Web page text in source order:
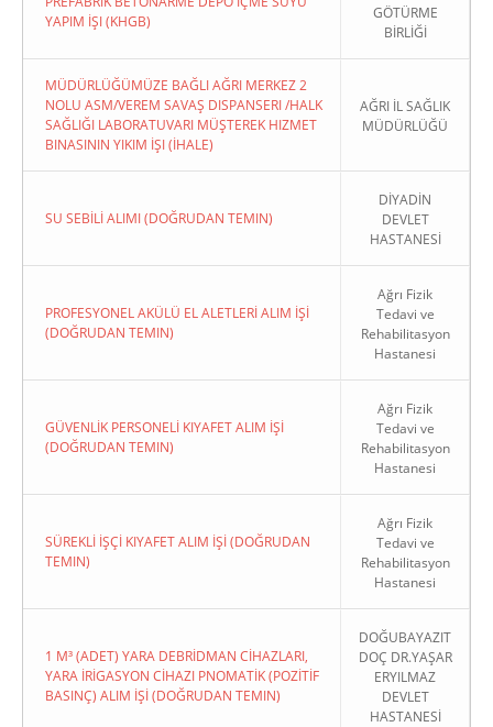
YAPIM İŞI (KHGB)
GÖTÜRME
BİRLİĞİ
MÜDÜRLÜĞÜMÜZE BAĞLI AĞRI MERKEZ 2
NOLU ASM/VEREM SAVAŞ DISPANSERI /HALK
SAĞLIĞI LABORATUVARI MÜŞTEREK HIZMET
BINASININ YIKIM İŞI (İHALE)
AĞRI İL SAĞLIK
MÜDÜRLÜĞÜ
SU SEBİLİ ALIMI (DOĞRUDAN TEMIN)
DİYADİN
DEVLET
HASTANESİ
PROFESYONEL AKÜLÜ EL ALETLERİ ALIM İŞİ
(DOĞRUDAN TEMIN)
Ağrı Fizik
Tedavi ve
Rehabilitasyon
Hastanesi
GÜVENLİK PERSONELİ KIYAFET ALIM İŞİ
(DOĞRUDAN TEMIN)
Ağrı Fizik
Tedavi ve
Rehabilitasyon
Hastanesi
SÜREKLİ İŞÇİ KIYAFET ALIM İŞİ (DOĞRUDAN
TEMIN)
Ağrı Fizik
Tedavi ve
Rehabilitasyon
Hastanesi
1 M³ (ADET) YARA DEBRİDMAN CİHAZLARI,
YARA İRİGASYON CİHAZI PNOMATİK (POZİTİF
BASINÇ) ALIM İŞİ (DOĞRUDAN TEMIN)
DOĞUBAYAZIT
DOÇ DR.YAŞAR
ERYILMAZ
DEVLET
HASTANESİ